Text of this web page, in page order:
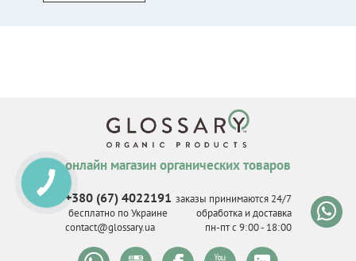
онлайн магазин органических товаров
+380 (67) 4022191
бесплатно по Украине
contact@glossary.ua
заказы принимаются 24/7
обработка и доставка
пн-пт с 9:00 - 18:00
КНОПКА
СВЯЗИ